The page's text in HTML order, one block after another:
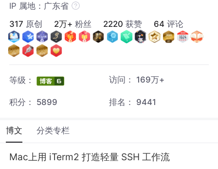
IP 属地：广东省
317 原创 2万+ 粉丝 2220 获赞 64 评论
等级： 访问： 169万+
积分： 5899 排名： 9441
博文 分类专栏
Mac上用 iTerm2 打造轻量 SSH 工作流